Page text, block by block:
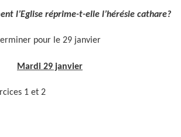
l’Eglise réprime-t-elle l’hérésie cathare?
pour le 29 janvier
Mardi 29 janvier
1 et 2